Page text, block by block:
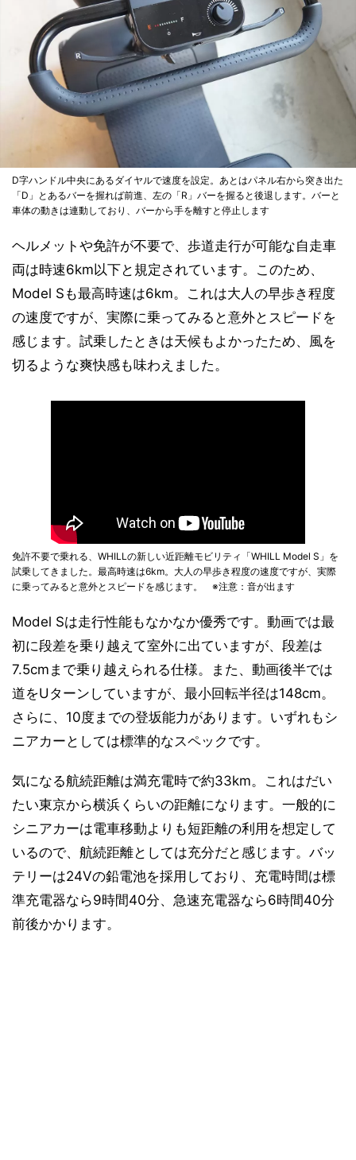
D字ハンドル中央にあるダイヤルで速度を設定。あとはパネル右から突き出た
「D」とあるバーを握れば前進、左の「R」バーを握ると後退します。バーと
車体の動きは連動しており、バーから手を離すと停止します
ヘルメットや免許が不要で、歩道走行が可能な自走車
両は時速6km以下と規定されています。このため、
Model Sも最高時速は6km。これは大人の早歩き程度
の速度ですが、実際に乗ってみると意外とスピードを
感じます。試乗したときは天候もよかったため、風を
切るような爽快感も味わえました。
免許不要で乗れる、WHILLの新しい近距離モビリティ「WHILL Model S」を
試乗してきました。最高時速は6km。大人の早歩き程度の速度ですが、実際
に乗ってみると意外とスピードを感じます。 ※注意：音が出ます
Model Sは走行性能もなかなか優秀です。動画では最
初に段差を乗り越えて室外に出ていますが、段差は
7.5cmまで乗り越えられる仕様。また、動画後半では
道をUターンしていますが、最小回転半径は148cm。
さらに、10度までの登坂能力があります。いずれもシ
ニアカーとしては標準的なスペックです。
気になる航続距離は満充電時で約33km。これはだい
たい東京から横浜くらいの距離になります。一般的に
シニアカーは電車移動よりも短距離の利用を想定して
いるので、航続距離としては充分だと感じます。バッ
テリーは24Vの鉛電池を採用しており、充電時間は標
準充電器なら9時間40分、急速充電器なら6時間40分
前後かかります。